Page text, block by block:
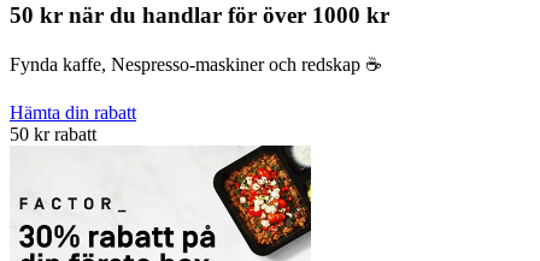
50 kr när du handlar för över 1000 kr
Fynda kaffe, Nespresso-maskiner och redskap ☕️
Hämta din rabatt
50 kr rabatt